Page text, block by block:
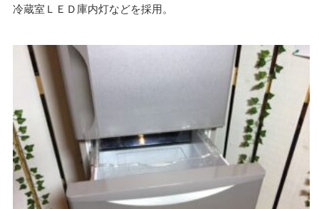
冷蔵室ＬＥＤ庫内灯などを採用。